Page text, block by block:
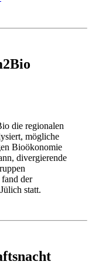
die regionalen
mögliche
Bioökonomie
divergierende
der
statt.